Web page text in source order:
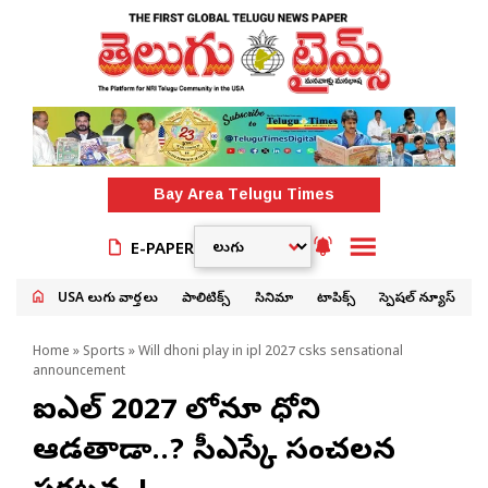
Bay AreaTelugu Times
E-PAPER
USA తెలుగు వార్తలు పాలిటిక్స్ సినిమా టాపిక్స్ స్పెషల్ న్యూస్
Home » Sports » Will dhoni play in ipl 2027 csks sensational
announcement
ఐపీఎల్ 2027 లోనూ ధోని
ఆడతాడా..? సీఎస్కే సంచలన